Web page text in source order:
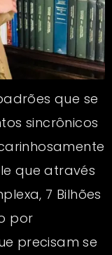
que se
sincrônicos
que através
7 Bilhões
por
precisam se